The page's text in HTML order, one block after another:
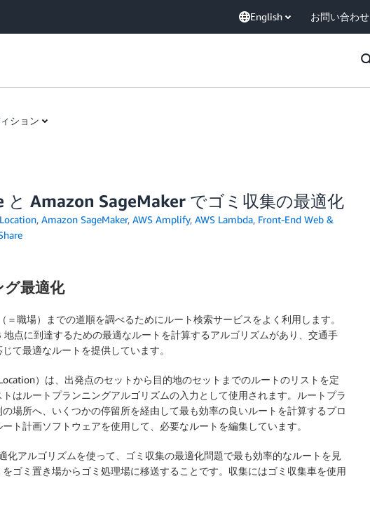
English お問い合わせ
ション
Amazon SageMaker でゴミ収集の最適化
, Amazon SageMaker, AWS Amplify, AWS Lambda, Front-End Web &
最適化
職場）までの道順を調べるためにルート検索サービスをよく利用します。
点に到達するための最適なルートを計算するアルゴリズムがあり、交通手
て最適なルートを提供しています。
）は、出発点のセットから目的地のセットまでのルートのリストを定
はルートプランニングアルゴリズムの入力として使用されます。ルートプラ
場所へ、いくつかの停留所を経由して最も効率の良いルートを計算するプロ
ト計画ソフトウェアを使用して、必要なルートを編集しています。
化アルゴリズムを使って、ゴミ収集の最適化問題で最も効率的なルートを見
ゴミ置き場からゴミ処理場に移送することです。収集にはゴミ収集車を使用